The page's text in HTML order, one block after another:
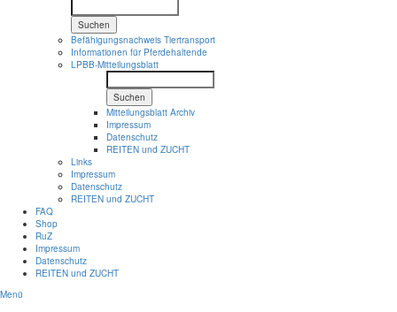
Suchen
Befähigungsnachweis Tiertransport
Informationen für Pferdehaltende
LPBB-Mitteilungsblatt
Suchen
Mitteilungsblatt Archiv
Impressum
Datenschutz
REITEN und ZUCHT
Links
Impressum
Datenschutz
REITEN und ZUCHT
FAQ
Shop
RuZ
Impressum
Datenschutz
REITEN und ZUCHT
Menü